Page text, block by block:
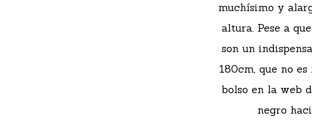
muchísimo y
altura. Pese a
son un
180cm, que no
bolso en la web
negro